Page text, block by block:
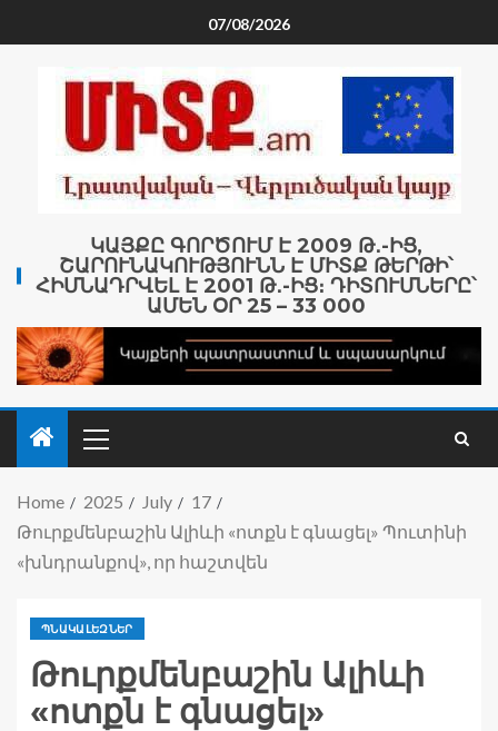
07/08/2026
ԿԱՅՔԸ ԳՈՐԾՈՒՄ Է 2009 Թ․-ԻՑ,
ՇԱՐՈՒՆԱԿՈՒԹՅՈՒՆՆ Է ՄԻՏՔ ԹԵՐԹԻ՝
ՀԻՄՆԱԴՐՎԵԼ Է 2001 Թ․-ԻՑ։ ԴԻՏՈՒՄՆԵՐԸ՝
ԱՄԵՆ ՕՐ 25 – 33 000
Home 2025 July
17
Թուրքմենբաշին Ալիևի «ոտքն է գնացել» Պուտինի
«խնդրանքով», որ հաշտվեն
ՊՆԱԿԱԼԵԶՆԵՐ
Թուրքմենբաշին Ալիևի
«ոտքն է գնացել»